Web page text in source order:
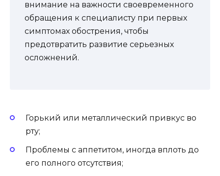
внимание на важности своевременного
обращения к специалисту при первых
симптомах обострения, чтобы
предотвратить развитие серьезных
осложнений.
Горький или металлический привкус во
рту;
Проблемы с аппетитом, иногда вплоть до
его полного отсутствия;